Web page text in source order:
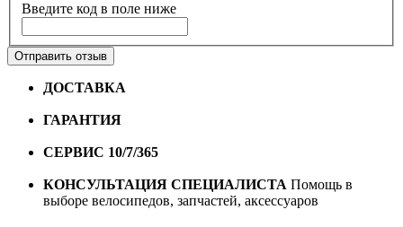
Введите код в поле ниже
Отправить отзыв
ДОСТАВКА
ГАРАНТИЯ
СЕРВИС 10/7/365
КОНСУЛЬТАЦИЯ СПЕЦИАЛИСТА Помощь в
выборе велосипедов, запчастей, аксессуаров